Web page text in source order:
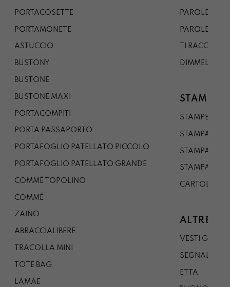
PORTACOSETTE
PORTAMONETE
ASTUCCIO
BUSTONY
BUSTONE
BUSTONE MAXI
PORTACOMPITI
PORTA PASSAPORTO
PORTAFOGLIO PATELLATO PICCOLO
PORTAFOGLIO PATELLATO GRANDE
COMMÉ TOPOLINO
COMMÉ
ZAINO
ABRACCIALIBERE
TRACOLLA MINI
TOTE BAG
LAMAE
PAROLE DAL
PAROLE DA
TI
DIMMELO
STAMPE
STAMPE A5
STAMPA A3
STAMPA A1
STAMPA A0
CARTOLINA
ALTRE
VESTI
SEGNALIBRO
ETTA